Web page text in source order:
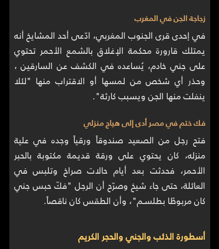
زجاجة الجن في المغرب
في إحدى قرى الجنوب المغربي، ادّعى أحد المشايخ أنه
يمتلك قارورة محكمة الإغلاق بالشمع الأحمر تحتوي
على جني خادم، يُساعده في الكشف عن السارقين ،
وحذر أي شخص من لمسها أو الاقتراب منها "لئلا
ينفلت منها الجن ويسبب كارثة".
فك ختم في مصر أدى إلى هياج منزلي
فتح رجل من الصعيد صندوقاً ورقياً وجده في علية
منزله، كان يحتوي على ورقة قديمة مكتوبة بالحبر
الأحمر، فحدثت بعد أيام حالات صراخ وتلبس في
العائلة، حتى جاء شيخ وصرّح أن الرجل "فكّ حبس جني
كان مربوطًا بطلسـم"، وأن الطقس كان ناقصاً.
أسطورة الذئب والجني والحجر الكريم